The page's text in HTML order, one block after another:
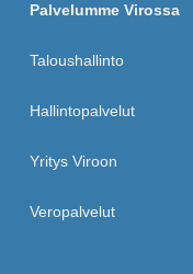
Palvelumme Virossa
Taloushallinto
Hallintopalvelut
Yritys Viroon
Veropalvelut